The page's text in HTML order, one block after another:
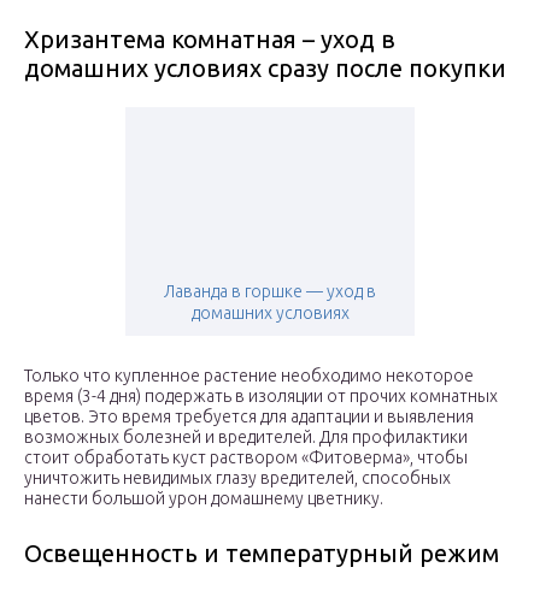
Хризантема комнатная – уход в
домашних условиях сразу после покупки
Лаванда в горшке — уход в
домашних условиях
Только что купленное растение необходимо некоторое
время (3-4 дня) подержать в изоляции от прочих комнатных
цветов. Это время требуется для адаптации и выявления
возможных болезней и вредителей. Для профилактики
стоит обработать куст раствором «Фитоверма», чтобы
уничтожить невидимых глазу вредителей, способных
нанести большой урон домашнему цветнику.
Освещенность и температурный режим